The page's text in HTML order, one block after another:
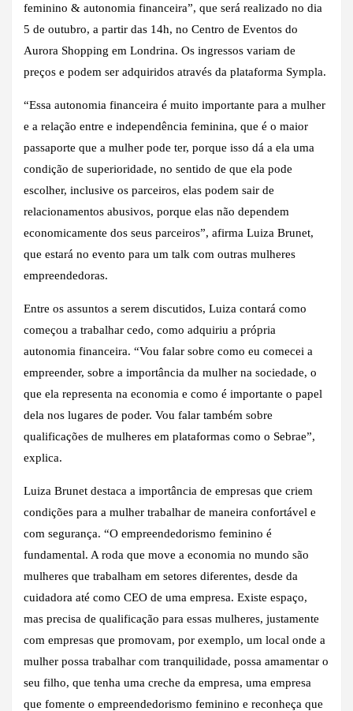
feminino & autonomia financeira”, que será realizado no dia
5 de outubro, a partir das 14h, no Centro de Eventos do
Aurora Shopping em Londrina. Os ingressos variam de
preços e podem ser adquiridos através da plataforma Sympla.
“Essa autonomia financeira é muito importante para a mulher
e a relação entre e independência feminina, que é o maior
passaporte que a mulher pode ter, porque isso dá a ela uma
condição de superioridade, no sentido de que ela pode
escolher, inclusive os parceiros, elas podem sair de
relacionamentos abusivos, porque elas não dependem
economicamente dos seus parceiros”, afirma Luiza Brunet,
que estará no evento para um talk com outras mulheres
empreendedoras.
Entre os assuntos a serem discutidos, Luiza contará como
começou a trabalhar cedo, como adquiriu a própria
autonomia financeira. “Vou falar sobre como eu comecei a
empreender, sobre a importância da mulher na sociedade, o
que ela representa na economia e como é importante o papel
dela nos lugares de poder. Vou falar também sobre
qualificações de mulheres em plataformas como o Sebrae”,
explica.
Luiza Brunet destaca a importância de empresas que criem
condições para a mulher trabalhar de maneira confortável e
com segurança. “O empreendedorismo feminino é
fundamental. A roda que move a economia no mundo são
mulheres que trabalham em setores diferentes, desde da
cuidadora até como CEO de uma empresa. Existe espaço,
mas precisa de qualificação para essas mulheres, justamente
com empresas que promovam, por exemplo, um local onde a
mulher possa trabalhar com tranquilidade, possa amamentar o
seu filho, que tenha uma creche da empresa, uma empresa
que fomente o empreendedorismo feminino e reconheça que